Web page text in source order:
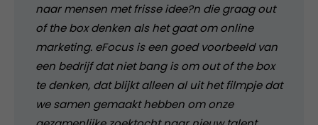
naar mensen met frisse idee?n die graag out
of the box denken als het gaat om online
marketing. eFocus is een goed voorbeeld van
een bedrijf dat niet bang is om out of the box
te denken, dat blijkt alleen al uit het filmpje dat
we samen gemaakt hebben om onze